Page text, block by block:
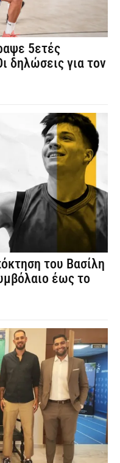
5ετές
δηλώσεις για τον
του Βασίλη
έως το